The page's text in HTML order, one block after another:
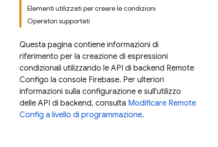
Elementi utilizzati per creare le condizioni
Operatori supportati
Questa pagina contiene informazioni di
riferimento per la creazione di espressioni
condizionali utilizzando le API di backend Remote
Configo la console Firebase. Per ulteriori
informazioni sulla configurazione e sull'utilizzo
delle API di backend, consulta Modificare Remote
Config a livello di programmazione.